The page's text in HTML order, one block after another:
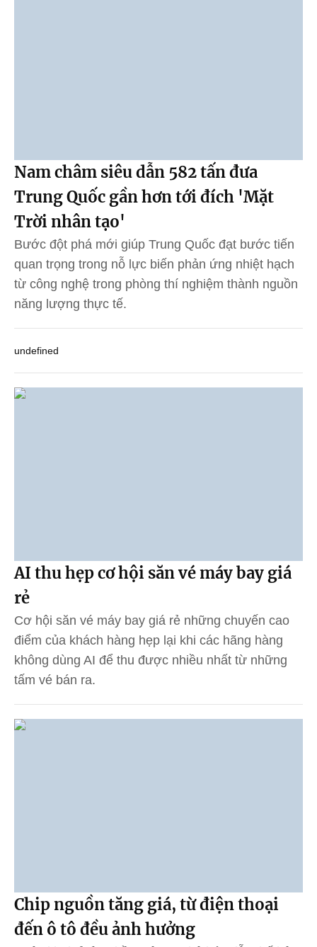
Nam châm siêu dẫn 582 tấn đưa
Trung Quốc gần hơn tới đích 'Mặt
Trời nhân tạo'
Bước đột phá mới giúp Trung Quốc đạt bước tiến
quan trọng trong nỗ lực biến phản ứng nhiệt hạch
từ công nghệ trong phòng thí nghiệm thành nguồn
năng lượng thực tế.
undefined
AI thu hẹp cơ hội săn vé máy bay giá
rẻ
Cơ hội săn vé máy bay giá rẻ những chuyến cao
điểm của khách hàng hẹp lại khi các hãng hàng
không dùng AI để thu được nhiều nhất từ những
tấm vé bán ra.
Chip nguồn tăng giá, từ điện thoại
đến ô tô đều ảnh hưởng